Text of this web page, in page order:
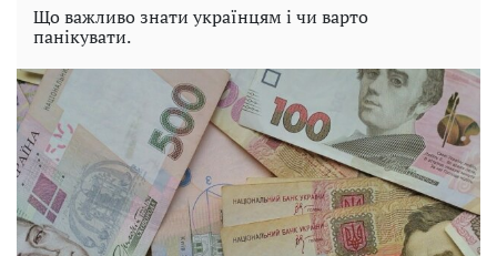
Що важливо знати українцям і чи варто
панікувати.